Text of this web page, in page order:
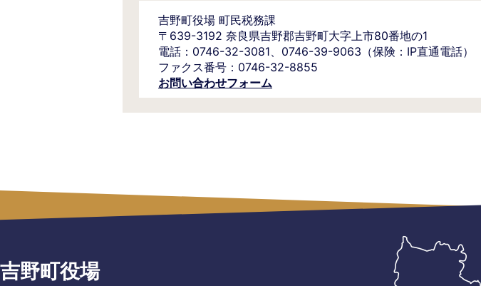
吉野町役場 町民税務課
〒639-3192 奈良県吉野郡吉野町大字上市80番地の1
電話：0746-32-3081、0746-39-9063（保険：IP直通電話）
ファクス番号：0746-32-8855
お問い合わせフォーム
吉野町役場